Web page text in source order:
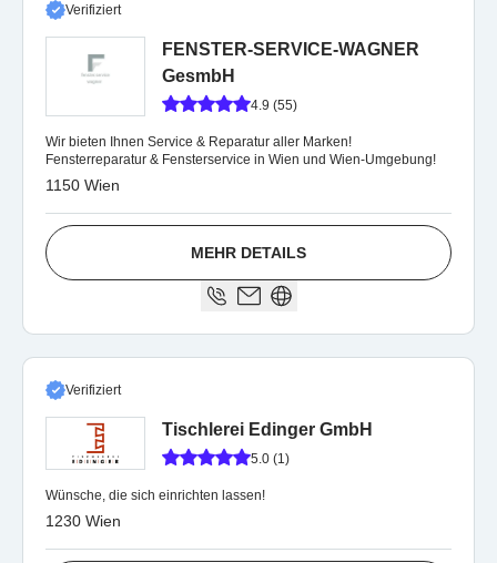
Verifiziert
FENSTER-SERVICE-WAGNER
GesmbH
4.9 (55)
Wir bieten Ihnen Service & Reparatur aller Marken!
Fensterreparatur & Fensterservice in Wien und Wien-Umgebung!
1150 Wien
MEHR DETAILS
Verifiziert
Tischlerei Edinger GmbH
5.0 (1)
Wünsche, die sich einrichten lassen!
1230 Wien